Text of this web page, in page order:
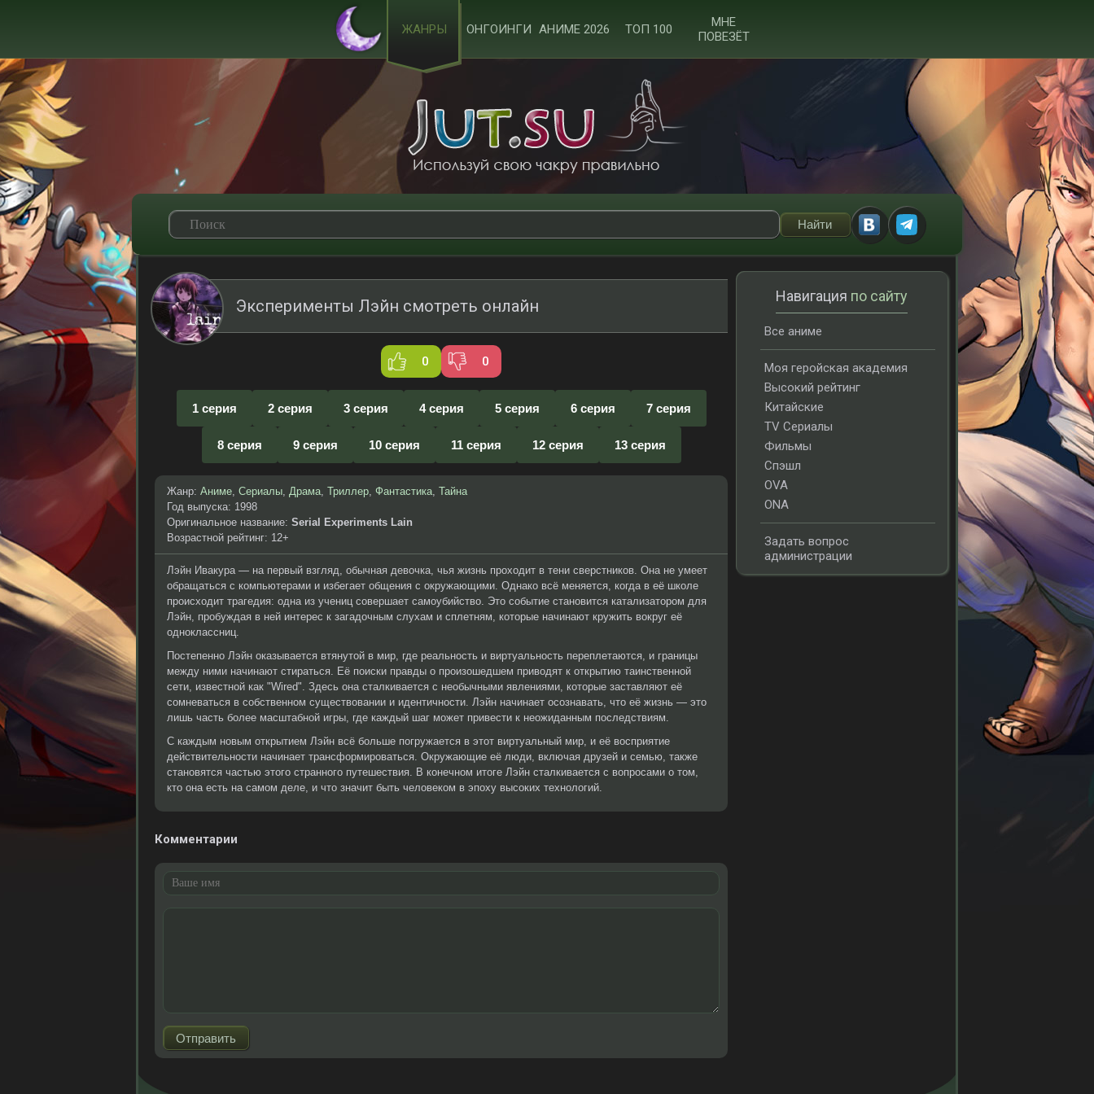
ЖАНРЫ ОНГОИНГИ АНИМЕ 2026 ТОП 100
МНЕ
ПОВЕЗЁТ
Эксперименты Лэйн смотреть онлайн
0 0
1 серия 2 серия 3 серия 4 серия 5 серия 6 серия 7 серия
8 серия 9 серия 10 серия 11 серия 12 серия 13 серия
Жанр: Аниме, Сериалы, Драма, Триллер, Фантастика, Тайна
Год выпуска: 1998
Оригинальное название: Serial Experiments Lain
Возрастной рейтинг: 12+
Лэйн Ивакура — на первый взгляд, обычная девочка, чья жизнь проходит в тени сверстников. Она не умеет
обращаться с компьютерами и избегает общения с окружающими. Однако всё меняется, когда в её школе
происходит трагедия: одна из учениц совершает самоубийство. Это событие становится катализатором для
Лэйн, пробуждая в ней интерес к загадочным слухам и сплетням, которые начинают кружить вокруг её
одноклассниц.
Постепенно Лэйн оказывается втянутой в мир, где реальность и виртуальность переплетаются, и границы
между ними начинают стираться. Её поиски правды о произошедшем приводят к открытию таинственной
сети, известной как "Wired". Здесь она сталкивается с необычными явлениями, которые заставляют её
сомневаться в собственном существовании и идентичности. Лэйн начинает осознавать, что её жизнь — это
лишь часть более масштабной игры, где каждый шаг может привести к неожиданным последствиям.
С каждым новым открытием Лэйн всё больше погружается в этот виртуальный мир, и её восприятие
действительности начинает трансформироваться. Окружающие её люди, включая друзей и семью, также
становятся частью этого странного путешествия. В конечном итоге Лэйн сталкивается с вопросами о том,
кто она есть на самом деле, и что значит быть человеком в эпоху высоких технологий.
Комментарии
Навигация по сайту
Все аниме
Моя геройская академия
Высокий рейтинг
Китайские
TV Сериалы
Фильмы
Спэшл
OVA
ONA
Задать вопрос
администрации